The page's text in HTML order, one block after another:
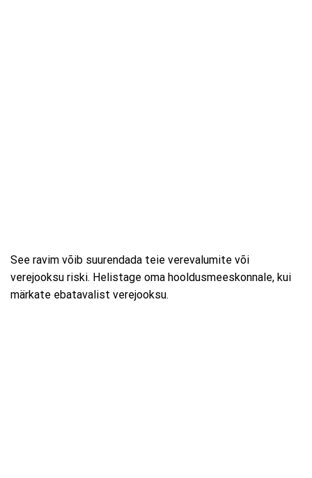
See ravim võib suurendada teie verevalumite või
verejooksu riski. Helistage oma hooldusmeeskonnale, kui
märkate ebatavalist verejooksu.